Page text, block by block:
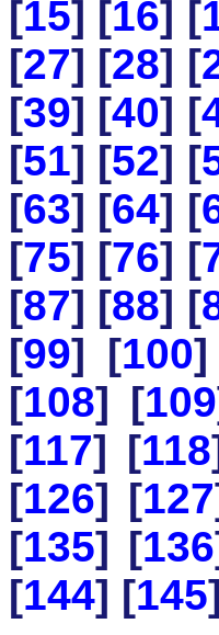
[15] [16] [
[27] [28] [
[39] [40] [
[51] [52] [
[63] [64] [
[75] [76] [
[87] [88] [
[99] [100
[108] [109
[117] [118
[126] [127
[135] [136
[144] [145